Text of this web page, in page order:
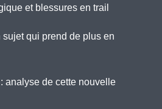
et blessures en trail
sujet qui prend de plus en
analyse de cette nouvelle